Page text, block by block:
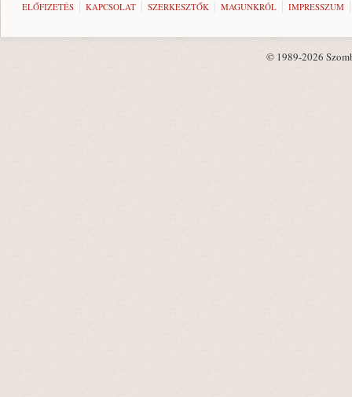
ELŐFIZETÉS KAPCSOLAT SZERKESZTŐK MAGUNKRÓL IMPRESSZUM
© 1989-2026